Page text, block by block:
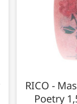
RICO -
Poetry